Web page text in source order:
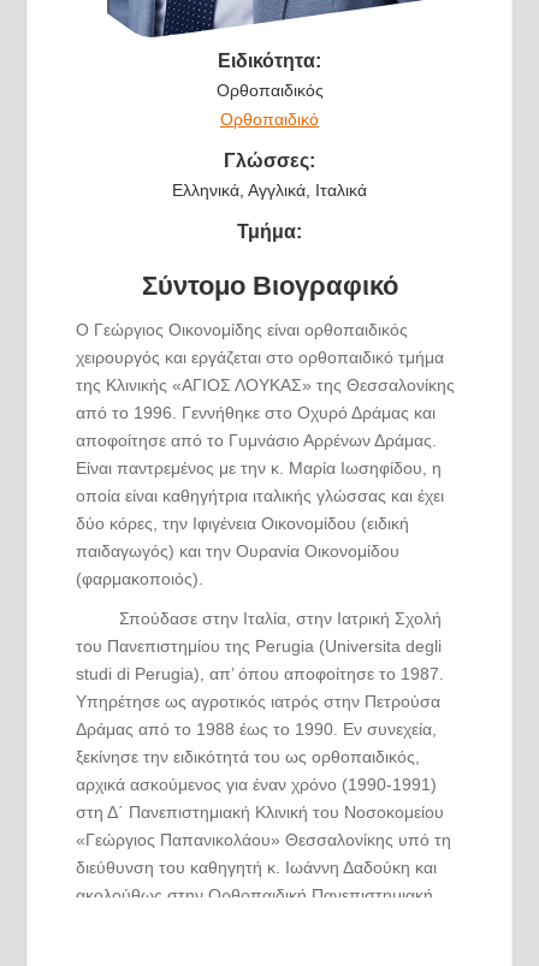
Ειδικότητα:
Ορθοπαιδικός
Ορθοπαιδικό
Γλώσσες:
Ελληνικά, Αγγλικά, Ιταλικά
Τμήμα:
Σύντομο Βιογραφικό
Ο Γεώργιος Οικονομίδης είναι ορθοπαιδικός
χειρουργός και εργάζεται στο ορθοπαιδικό τμήμα
της Κλινικής «ΑΓΙΟΣ ΛΟΥΚΑΣ» της Θεσσαλονίκης
από το 1996. Γεννήθηκε στο Οχυρό Δράμας και
αποφοίτησε από το Γυμνάσιο Αρρένων Δράμας.
Είναι παντρεμένος με την κ. Μαρία Ιωσηφίδου, η
οποία είναι καθηγήτρια ιταλικής γλώσσας και έχει
δύο κόρες, την Ιφιγένεια Οικονομίδου (ειδική
παιδαγωγός) και την Ουρανία Οικονομίδου
(φαρμακοποιός).
Σπούδασε στην Ιταλία, στην Ιατρική Σχολή
του Πανεπιστημίου της Perugia (Universita degli
studi di Perugia), απ’ όπου αποφοίτησε το 1987.
Υπηρέτησε ως αγροτικός ιατρός στην Πετρούσα
Δράμας από το 1988 έως το 1990. Εν συνεχεία,
ξεκίνησε την ειδικότητά του ως ορθοπαιδικός,
αρχικά ασκούμενος για έναν χρόνο (1990-1991)
στη Δ΄ Πανεπιστημιακή Κλινική του Νοσοκομείου
«Γεώργιος Παπανικολάου» Θεσσαλονίκης υπό τη
διεύθυνση του καθηγητή κ. Ιωάννη Δαδούκη και
ακολούθως στην Ορθοπαιδική Πανεπιστημιακή